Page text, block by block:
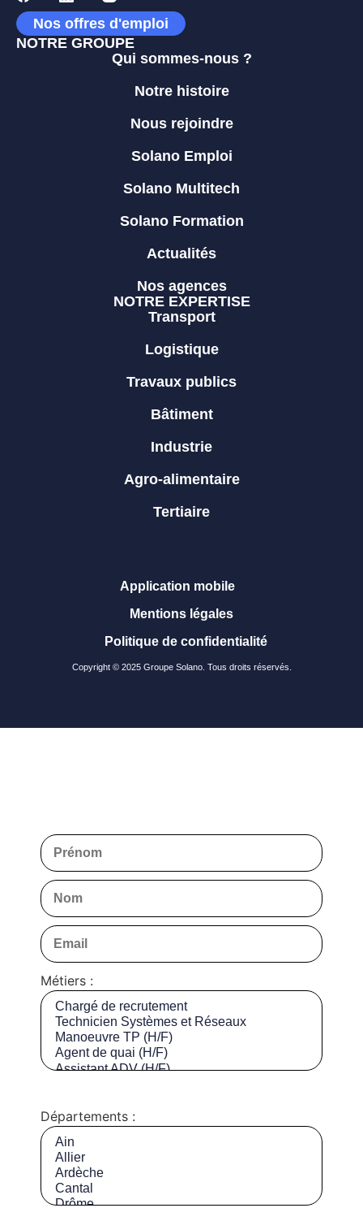
Nos offres d'emploi
NOTRE GROUPE
Qui sommes-nous ?
Notre histoire
Nous rejoindre
Solano Emploi
Solano Multitech
Solano Formation
Actualités
Nos agences
NOTRE EXPERTISE
Transport
Logistique
Travaux publics
Bâtiment
Industrie
Agro-alimentaire
Tertiaire
Copyright © 2025 Groupe Solano. Tous droits réservés.
Application mobile
Mentions légales
Politique de confidentialité
Métiers :
Départements :